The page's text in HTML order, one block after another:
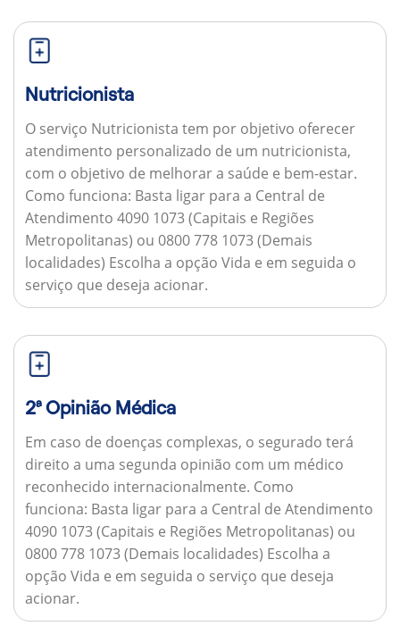
Nutricionista
O serviço Nutricionista tem por objetivo oferecer
atendimento personalizado de um nutricionista,
com o objetivo de melhorar a saúde e bem-estar.
Como funciona: Basta ligar para a Central de
Atendimento 4090 1073 (Capitais e Regiões
Metropolitanas) ou 0800 778 1073 (Demais
localidades) Escolha a opção Vida e em seguida o
serviço que deseja acionar.
2ª Opinião Médica
Em caso de doenças complexas, o segurado terá
direito a uma segunda opinião com um médico
reconhecido internacionalmente. Como
funciona: Basta ligar para a Central de Atendimento
4090 1073 (Capitais e Regiões Metropolitanas) ou
0800 778 1073 (Demais localidades) Escolha a
opção Vida e em seguida o serviço que deseja
acionar.